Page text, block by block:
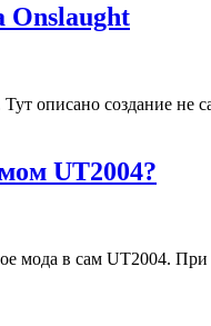
Onslaught
описано создание не
UT2004?
мода в сам UT2004.